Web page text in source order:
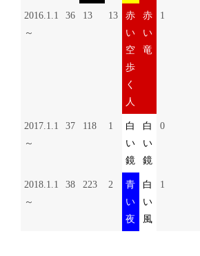
2016.1.1
～
36 13 13
赤
い
空
歩
く
人
赤
い
竜
1
2017.1.1
～
37 118 1
白
い
鏡
白
い
鏡
0
2018.1.1
～
38 223 2
青
い
夜
白
い
風
1